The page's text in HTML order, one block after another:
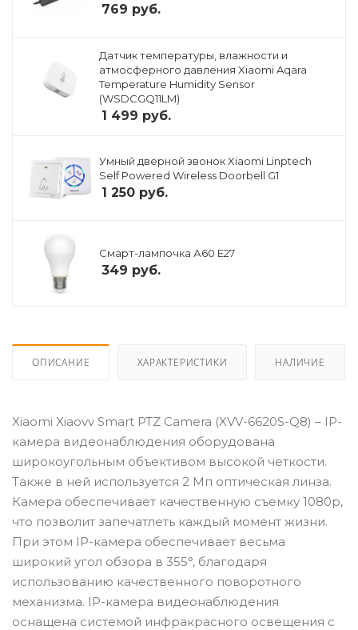
769 руб.
Датчик температуры, влажности и
атмосферного давления Xiaomi Aqara
Temperature Humidity Sensor
(WSDCGQ11LM)
1 499 руб.
Умный дверной звонок Xiaomi Linptech
Self Powered Wireless Doorbell G1
1 250 руб.
Смарт-лампочка А60 E27
349 руб.
ОПИСАНИЕ ХАРАКТЕРИСТИКИ НАЛИЧИЕ
Xiaomi Xiaovv Smart PTZ Camera (XVV-6620S-Q8) – IP-
камера видеонаблюдения оборудована
широкоугольным объективом высокой четкости.
Также в ней используется 2 Мп оптическая линза.
Камера обеспечивает качественную съемку 1080p,
что позволит запечатлеть каждый момент жизни.
При этом IP-камера обеспечивает весьма
широкий угол обзора в 355°, благодаря
использованию качественного поворотного
механизма. IP-камера видеонаблюдения
оснащена системой инфракрасного освещения с